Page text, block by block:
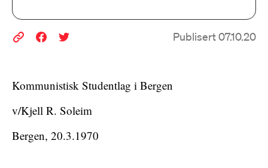
Publisert 07.10.20
Kommunistisk Studentlag i Bergen
v/Kjell R. Soleim
Bergen, 20.3.1970